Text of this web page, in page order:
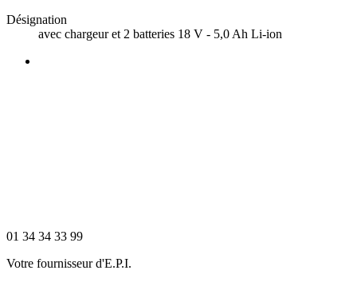
Désignation
avec chargeur et 2 batteries 18 V - 5,0 Ah Li-ion
01 34 34 33 99
Votre fournisseur d'E.P.I.